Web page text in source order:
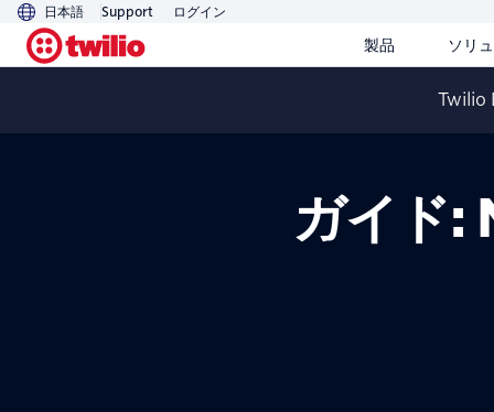
日本語 Support ログイン
製品 ソリ
Twilio
ガイド: